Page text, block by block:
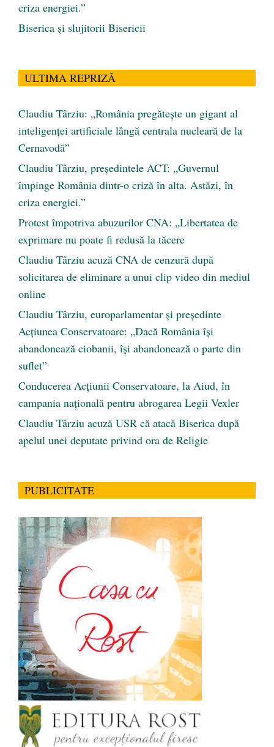
criza energiei.”
Biserica și slujitorii Bisericii
ULTIMA REPRIZĂ
Claudiu Târziu: „România pregătește un gigant al
inteligenței artificiale lângă centrala nucleară de la
Cernavodă”
Claudiu Târziu, președintele ACT: „Guvernul
împinge România dintr-o criză în alta. Astăzi, în
criza energiei.”
Protest împotriva abuzurilor CNA: „Libertatea de
exprimare nu poate fi redusă la tăcere
Claudiu Târziu acuză CNA de cenzură după
solicitarea de eliminare a unui clip video din mediul
online
Claudiu Târziu, europarlamentar și președinte
Acțiunea Conservatoare: „Dacă România își
abandonează ciobanii, își abandonează o parte din
suflet”
Conducerea Acțiunii Conservatoare, la Aiud, în
campania națională pentru abrogarea Legii Vexler
Claudiu Târziu acuză USR că atacă Biserica după
apelul unei deputate privind ora de Religie
PUBLICITATE